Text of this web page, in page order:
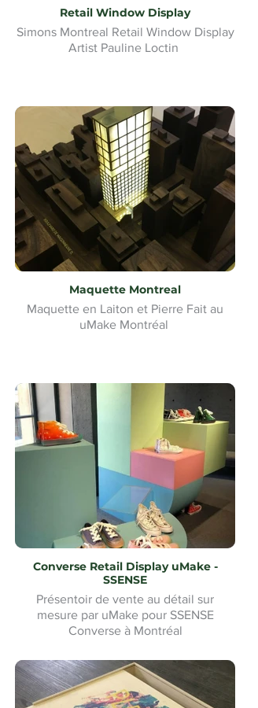
Retail Window Display
Simons Montreal Retail Window Display
Artist Pauline Loctin
Maquette Montreal
Maquette en Laiton et Pierre Fait au
uMake Montréal
Converse Retail Display uMake -
SSENSE
Présentoir de vente au détail sur
mesure par uMake pour SSENSE
Converse à Montréal